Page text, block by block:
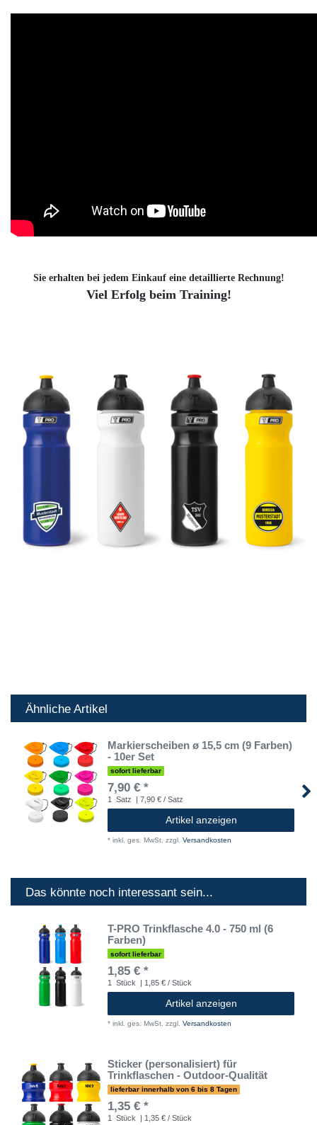
Sie erhalten bei jedem Einkauf eine detaillierte Rechnung!
Viel Erfolg beim Training!
Ähnliche Artikel
Markierscheiben ø 15,5 cm (9 Farben)
- 10er Set
sofort lieferbar
7,90 € *
1 Satz | 7,90 € / Satz
Artikel anzeigen
* inkl. ges. MwSt. zzgl. Versandkosten
Das könnte noch interessant sein...
T-PRO Trinkflasche 4.0 - 750 ml (6
Farben)
sofort lieferbar
1,85 € *
1 Stück | 1,85 € / Stück
Artikel anzeigen
* inkl. ges. MwSt. zzgl. Versandkosten
Sticker (personalisiert) für
Trinkflaschen - Outdoor-Qualität
lieferbar innerhalb von 6 bis 8 Tagen
1,35 € *
1 Stück | 1,35 € / Stück